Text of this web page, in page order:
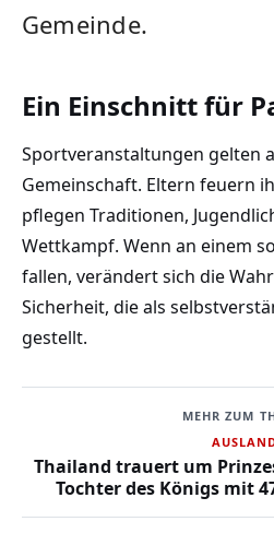
Gemeinde.
Ein Einschnitt für
Sportveranstaltungen gelten
Gemeinschaft. Eltern feuern
pflegen Traditionen,
Wettkampf. Wenn an einem
fallen, verändert sich die
Sicherheit, die als
gestellt.
MEHR ZUM
Thailand trauert um
Tochter des Königs mit